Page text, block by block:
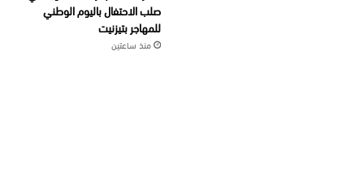
صلب الاحتفال باليوم الوطني
للمهاجر بتيزنيت
منذ ساعتين